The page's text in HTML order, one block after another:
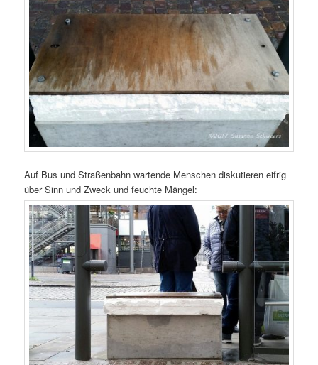
Auf Bus und Straßenbahn wartende Menschen diskutieren eifrig
über Sinn und Zweck und feuchte Mängel: